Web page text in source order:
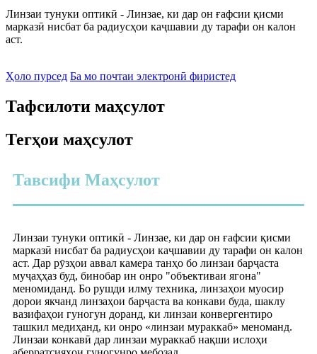
Линзаи тунуки оптикӣ - Линзае, ки дар он ғафсии қисми
марказӣ нисбат ба радиусҳои каҷшавии ду тарафи он калон
аст.
Ҳоло пурсед Ба мо почтаи электронӣ фиристед
Тафсилоти маҳсулот
Тегҳои маҳсулот
Тавсифи Маҳсулот
Линзаи тунуки оптикӣ - Линзае, ки дар он ғафсии қисми
марказӣ нисбат ба радиусҳои каҷшавии ду тарафи он калон
аст. Дар рӯзҳои аввал камера танҳо бо линзаи барҷаста
муҷаҳҳаз буд, бинобар ин онро "объективаи ягона"
меномиданд. Бо рушди илму техника, линзаҳои муосир
дорои якчанд линзаҳои барҷаста ва конкави буда, шаклу
вазифаҳои гуногун доранд, ки линзаи конвергентиро
ташкил медиҳанд, ки онро «линзаи мураккаб» меноманд.
Линзаи конкавӣ дар линзаи мураккаб нақши ислоҳи